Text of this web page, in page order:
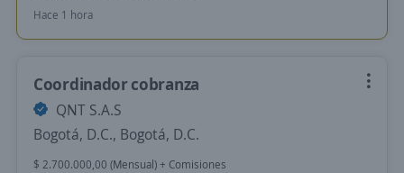
Hace 1 hora
Coordinador cobranza
QNT S.A.S
Bogotá, D.C., Bogotá, D.C.
$ 2.700.000,00 (Mensual) + Comisiones